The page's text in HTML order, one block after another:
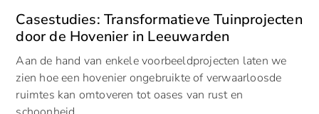
Casestudies: Transformatieve Tuinprojecten
door de Hovenier in Leeuwarden
Aan de hand van enkele voorbeeldprojecten laten we
zien hoe een hovenier ongebruikte of verwaarloosde
ruimtes kan omtoveren tot oases van rust en